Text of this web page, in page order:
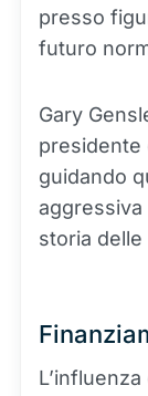
presso
futuro
Gary
presidente
guidando
storia